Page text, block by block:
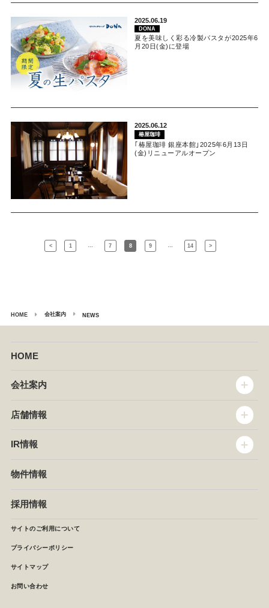
2025.06.19
DONA
夏を美味しく彩る冷製パスタが2025年6
月20日(金)に登場
2025.06.12
椿屋珈琲
｢椿屋珈琲 銀座本館｣2025年6月13日
(金)リニューアルオープン
< 1 … 7 8 9 … 14 >
HOME 会社案内 NEWS
HOME
会社案内
企業情報
セントラルキッチン
NEWS
店舗情報
椿屋珈琲
イタリアンダイニングDONA
店舗検索
IR情報
IRニュース
月次報告
決算短信
株主の皆様へ
よくあるご質問 (株主優待制度)
物件情報
採用情報
サイトのご利用について
プライバシーポリシー
サイトマップ
お問い合わせ